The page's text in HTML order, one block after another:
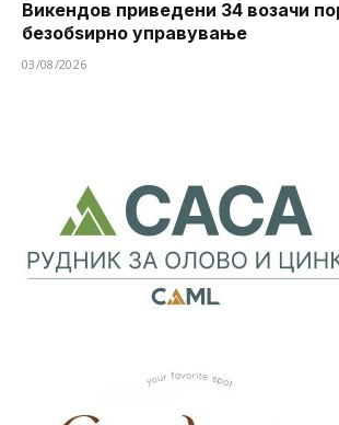
Викендов приведени 34 возачи
безобѕирно управување
03/08/2026